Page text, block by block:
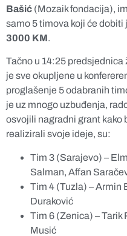
Bašić (Mozaik fondacija),
samo 5 timova koji će dobiti
3000 KM.
Tačno u 14:25
je sve okupljene u
proglašenje 5 odabranih
je uz mnogo uzbuđenja,
osvojili nagradni grant kako
realizirali svoje ideje, su:
Tim 3 (Sarajevo) –
Salman, Affan
Tim 4 (Tuzla) – Armin
Duraković
Tim 6 (Zenica) – Tarik
Musić